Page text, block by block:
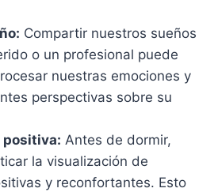
Compartir nuestros sueños
o un profesional puede
nuestras emociones y
perspectivas sobre su
Antes de dormir,
la visualización de
y reconfortantes. Esto